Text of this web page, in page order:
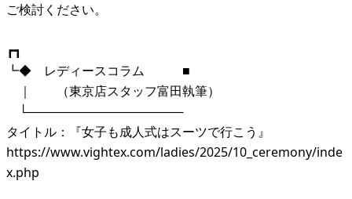
ご検討ください。
┏┓
┗◆ レディースコラム ■
｜ （東京店スタッフ富田執筆）
└──────────────────
タイトル：『女子も成人式はスーツで行こう』
https://www.vightex.com/ladies/2025/10_ceremony/inde
x.php